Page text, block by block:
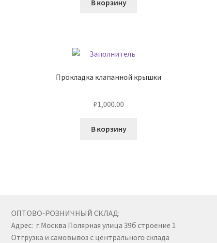
В корзину
Прокладка клапанной крышки
₽1,000.00
В корзину
ОПТОВО-РОЗНИЧНЫЙ СКЛАД:
Адрес: г.Москва Полярная улица 39б строение 1
Отгрузка и самовывоз с центрального склада